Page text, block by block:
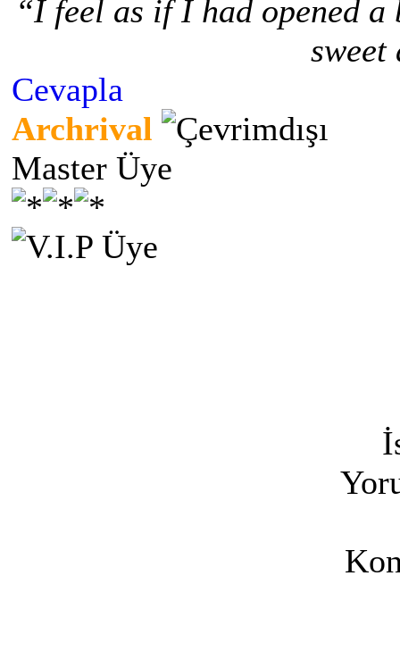
“I feel as if I had opened
sweet
Cevapla
Archrival
Master Üye